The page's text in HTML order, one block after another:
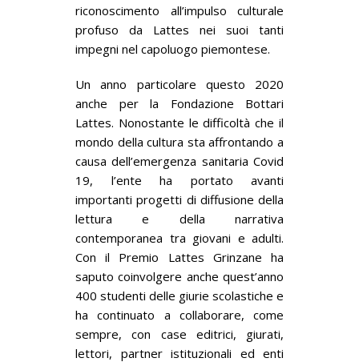
riconoscimento all’impulso culturale
profuso da Lattes nei suoi tanti
impegni nel capoluogo piemontese.
Un anno particolare questo 2020
anche per la Fondazione Bottari
Lattes. Nonostante le difficoltà che il
mondo della cultura sta affrontando a
causa dell’emergenza sanitaria Covid
19, l’ente ha portato avanti
importanti progetti di diffusione della
lettura e della narrativa
contemporanea tra giovani e adulti.
Con il Premio Lattes Grinzane ha
saputo coinvolgere anche quest’anno
400 studenti delle giurie scolastiche e
ha continuato a collaborare, come
sempre, con case editrici, giurati,
lettori, partner istituzionali ed enti